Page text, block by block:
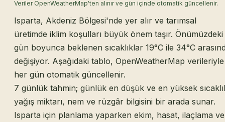
Veriler OpenWeatherMap'ten alınır ve gün içinde otomatik güncellenir.
Isparta, Akdeniz Bölgesi'nde yer alır ve tarımsal
üretimde iklim koşulları büyük önem taşır.
gün boyunca beklenen sıcaklıklar 19°C ile 34°C
değişiyor. Aşağıdaki tablo, OpenWeatherMap verileriyle
her gün otomatik güncellenir.
7 günlük tahmin; günlük en düşük ve en yüksek
yağış miktarı, nem ve rüzgâr bilgisini bir arada sunar.
Isparta için planlama yaparken ekim, hasat, ilaçlama ve